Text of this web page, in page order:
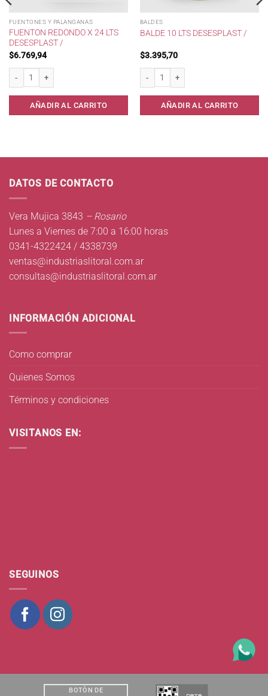
FUENTONES Y PALANGANAS
FUENTON REDONDO X 24 LTS
DESESPLAST /
$6.769,94
AÑADIR AL CARRITO
BALDES
BALDE 10 LTS DESESPLAST /
$3.395,70
AÑADIR AL CARRITO
DATOS DE CONTACTO
Vera Mujica 3843 – Rosario
Lunes a Viernes de 7:00 a 16:00 horas
0341-4322424 / 4338739
ventas@industriaslitoral.com.ar
consultas@industriaslitoral.com.ar
INFORMACIÓN ADICIONAL
Como comprar
Quienes Somos
Términos y condiciones
VISITANOS EN:
SEGUINOS
BOTÒN DE